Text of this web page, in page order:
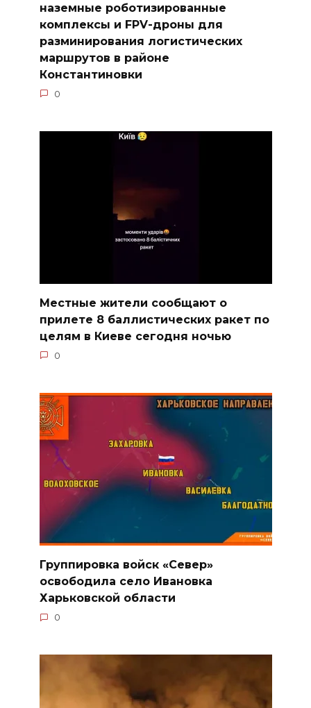
наземные роботизированные
комплексы и FPV-дроны для
разминирования логистических
маршрутов в районе
Константиновки
0
Местные жители сообщают о
прилете 8 баллистических ракет по
целям в Киеве сегодня ночью
0
Группировка войск «Север»
освободила село Ивановка
Харьковской области
0